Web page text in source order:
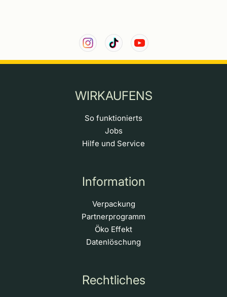
WIRKAUFENS
So funktionierts
Jobs
Hilfe und Service
Information
Verpackung
Partnerprogramm
Öko Effekt
Datenlöschung
Rechtliches